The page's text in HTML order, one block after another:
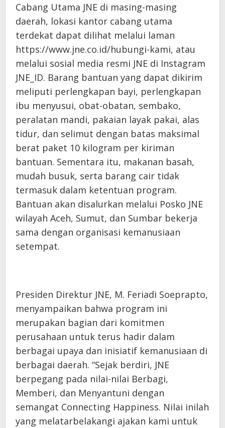
Cabang Utama JNE di masing-masing
daerah, lokasi kantor cabang utama
terdekat dapat dilihat melalui laman
https://www.jne.co.id/hubungi-kami, atau
melalui sosial media resmi JNE di Instagram
JNE_ID. Barang bantuan yang dapat dikirim
meliputi perlengkapan bayi, perlengkapan
ibu menyusui, obat-obatan, sembako,
peralatan mandi, pakaian layak pakai, alas
tidur, dan selimut dengan batas maksimal
berat paket 10 kilogram per kiriman
bantuan. Sementara itu, makanan basah,
mudah busuk, serta barang cair tidak
termasuk dalam ketentuan program.
Bantuan akan disalurkan melalui Posko JNE
wilayah Aceh, Sumut, dan Sumbar bekerja
sama dengan organisasi kemanusiaan
setempat.
Presiden Direktur JNE, M. Feriadi Soeprapto,
menyampaikan bahwa program ini
merupakan bagian dari komitmen
perusahaan untuk terus hadir dalam
berbagai upaya dan inisiatif kemanusiaan di
berbagai daerah. “Sejak berdiri, JNE
berpegang pada nilai-nilai Berbagi,
Memberi, dan Menyantuni dengan
semangat Connecting Happiness. Nilai inilah
yang melatarbelakangi ajakan kami untuk